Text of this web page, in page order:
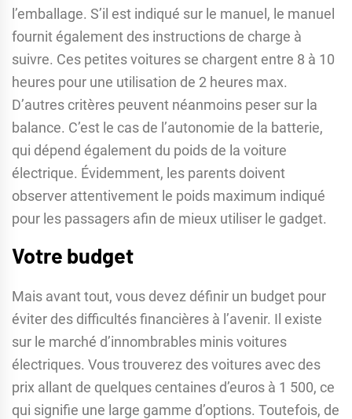
l’emballage. S’il est indiqué sur le manuel, le manuel
fournit également des instructions de charge à
suivre. Ces petites voitures se chargent entre 8 à 10
heures pour une utilisation de 2 heures max.
D’autres critères peuvent néanmoins peser sur la
balance. C’est le cas de l’autonomie de la batterie,
qui dépend également du poids de la voiture
électrique. Évidemment, les parents doivent
observer attentivement le poids maximum indiqué
pour les passagers afin de mieux utiliser le gadget.
Votre budget
Mais avant tout, vous devez définir un budget pour
éviter des difficultés financières à l’avenir. Il existe
sur le marché d’innombrables minis voitures
électriques. Vous trouverez des voitures avec des
prix allant de quelques centaines d’euros à 1 500, ce
qui signifie une large gamme d’options. Toutefois, de